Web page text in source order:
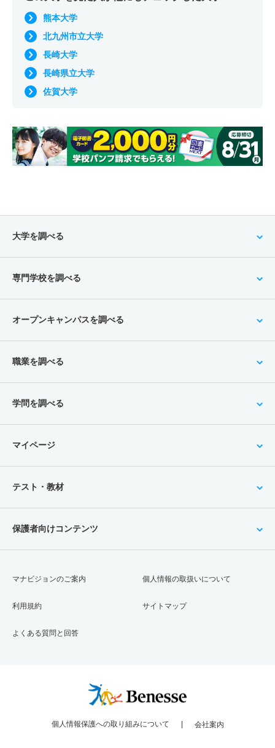
熊本大学
北九州市立大学
長崎大学
長崎県立大学
佐賀大学
大学を調べる
専門学校を調べる
オープンキャンパスを調べる
職業を調べる
学問を調べる
マイページ
テスト・教材
保護者向けコンテンツ
マナビジョンのご案内
利用規約
よくある質問と回答
個人情報の取扱いについて
サイトマップ
個人情報保護への取り組みについて 会社案内